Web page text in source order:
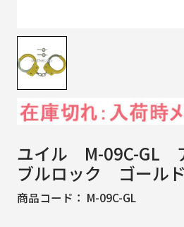
ユイル M-09C-GL
ブルロック ゴールド
商品コード： M-09C-GL